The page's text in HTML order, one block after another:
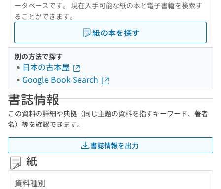
ータベースです。 現在入手可能な紙の本と電子書籍を検索す
ることができます。
紙の本を探す
別の方法で探す
日本の古本屋
Google Book Search
書誌情報
この資料の詳細や典拠（同じ主題の資料を指すキーワード、著者
名）等を確認できます。
書誌情報を出力
紙
資料種別